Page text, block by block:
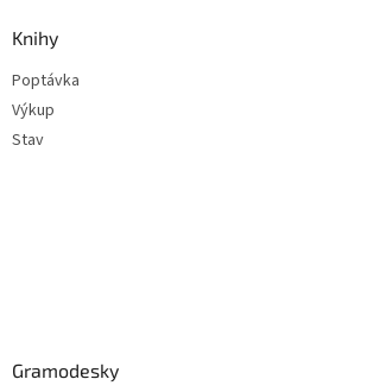
Knihy
Poptávka
Výkup
Stav
Gramodesky